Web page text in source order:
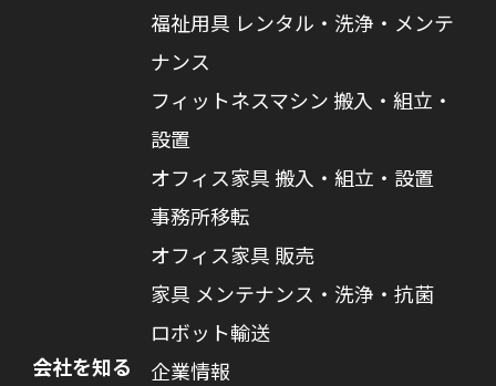
福祉用具 レンタル・洗浄・メンテ
ナンス
フィットネスマシン 搬入・組立・
設置
オフィス家具 搬入・組立・設置
事務所移転
オフィス家具 販売
家具 メンテナンス・洗浄・抗菌
ロボット輸送
会社を知る
企業情報